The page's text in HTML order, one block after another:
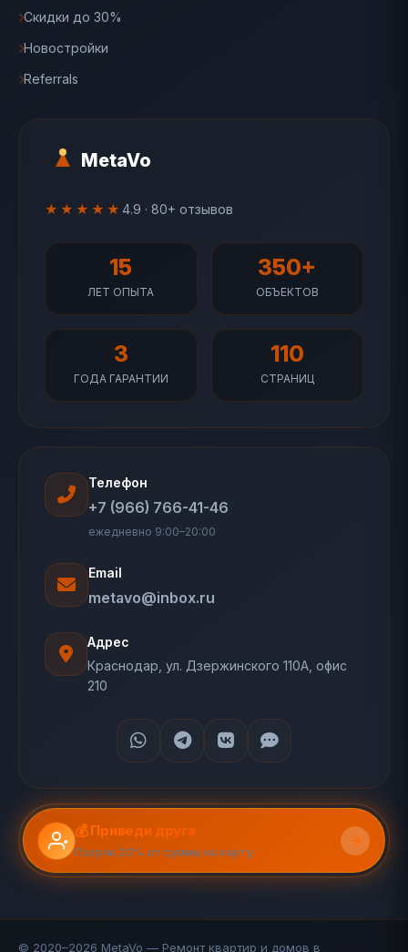
MetaVo
★★★★★ 4.9 · 80+ отзывов
15
ЛЕТ ОПЫТА
350+
ОБЪЕКТОВ
3
ГОДА ГАРАНТИИ
110
СТРАНИЦ
Скидки до 30%
Новостройки
Referrals
Телефон
+7 (966) 766-41-46
ежедневно 9:00–20:00
Email
metavo@inbox.ru
Адрес
Краснодар, ул. Дзержинского 110А, офис
210
💰 Приведи друга
Получи 20% от суммы на карту
© 2020–2026 MetaVo — Ремонт квартир и домов в